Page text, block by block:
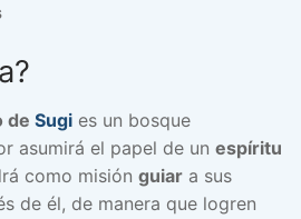
de Sugi es un bosque
asumirá el papel de un espíritu
como misión guiar a sus
de él, de manera que logren